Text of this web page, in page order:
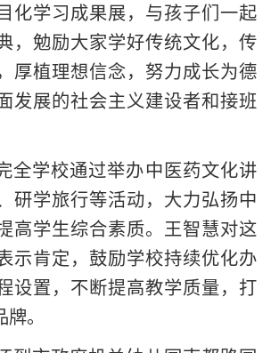
化学习成果展，与孩子们一起
，勉励大家学好传统文化，传
厚植理想信念，努力成长为德
发展的社会主义建设者和接班
全学校通过举办中医药文化讲
研学旅行等活动，大力弘扬中
高学生综合素质。王智慧对这
示肯定，鼓励学校持续优化办
设置，不断提高教学质量，打
。